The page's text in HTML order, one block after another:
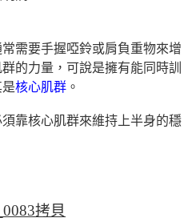
需要手握啞鈴或肩負重物來增
的力量，可說是擁有能同時訓
核心肌群 。
靠核心肌群來維持上半身的穩